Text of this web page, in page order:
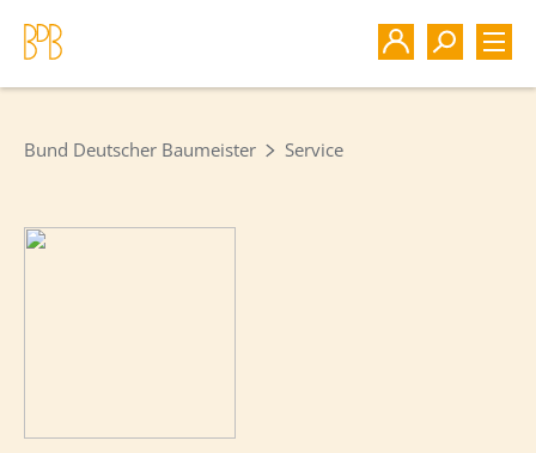
Bund Deutscher Baumeister Service